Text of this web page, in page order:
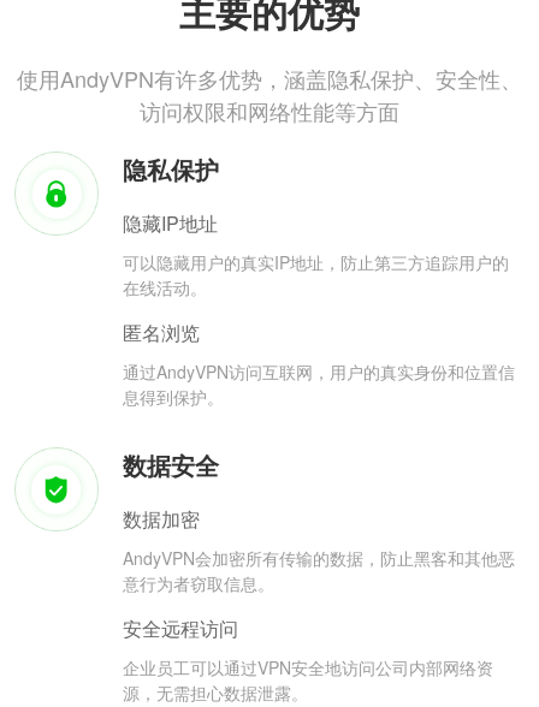
主要的优势
使用AndyVPN有许多优势，涵盖隐私保护、安全性、
访问权限和网络性能等方面
隐私保护
隐藏IP地址
可以隐藏用户的真实IP地址，防止第三方追踪用户的
在线活动。
匿名浏览
通过AndyVPN访问互联网，用户的真实身份和位置信
息得到保护。
数据安全
数据加密
AndyVPN会加密所有传输的数据，防止黑客和其他恶
意行为者窃取信息。
安全远程访问
企业员工可以通过VPN安全地访问公司内部网络资
源，无需担心数据泄露。